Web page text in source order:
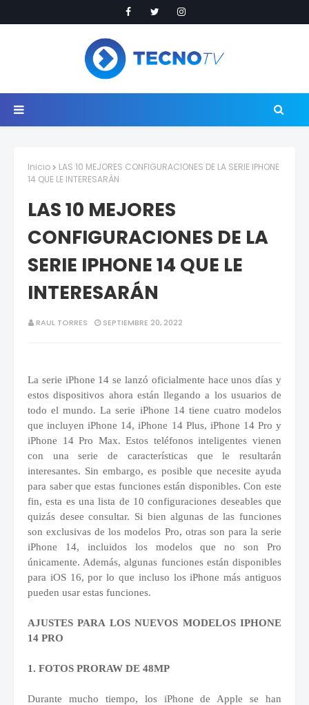
Inicio
LAS 10 MEJORES CONFIGURACIONES DE LA SERIE IPHONE
14 QUE LE INTERESARÁN
LAS 10 MEJORES
CONFIGURACIONES DE LA
SERIE IPHONE 14 QUE LE
INTERESARÁN
RAUL TORRES SEPTIEMBRE 20, 2022
La serie iPhone 14 se lanzó oficialmente hace unos días y
estos dispositivos ahora están llegando a los usuarios de
todo el mundo. La serie iPhone 14 tiene cuatro modelos
que incluyen iPhone 14, iPhone 14 Plus, iPhone 14 Pro y
iPhone 14 Pro Max. Estos teléfonos inteligentes vienen
con una serie de características que le resultarán
interesantes. Sin embargo, es posible que necesite ayuda
para saber que estas funciones están disponibles. Con este
fin, esta es una lista de 10 configuraciones deseables que
quizás desee consultar. Si bien algunas de las funciones
son exclusivas de los modelos Pro, otras son para la serie
iPhone 14, incluidos los modelos que no son Pro
únicamente. Además, algunas funciones están disponibles
para iOS 16, por lo que incluso los iPhone más antiguos
pueden usar estas funciones.
AJUSTES PARA LOS NUEVOS MODELOS IPHONE
14 PRO
1. FOTOS PRORAW DE 48MP
Durante mucho tiempo, los iPhone de Apple se han